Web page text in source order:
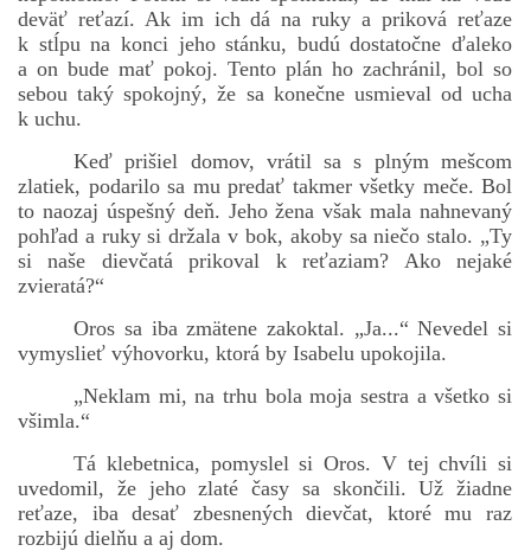
deväť reťazí. Ak im ich dá na ruky a priková reťaze
k stĺpu na konci jeho stánku, budú dostatočne ďaleko
a on bude mať pokoj. Tento plán ho zachránil, bol so
sebou taký spokojný, že sa konečne usmieval od ucha
k uchu.
Keď prišiel domov, vrátil sa s plným mešcom
zlatiek, podarilo sa mu predať takmer všetky meče. Bol
to naozaj úspešný deň. Jeho žena však mala nahnevaný
pohľad a ruky si držala v bok, akoby sa niečo stalo. „Ty
si naše dievčatá prikoval k reťaziam? Ako nejaké
zvieratá?“
Oros sa iba zmätene zakoktal. „Ja...“ Nevedel si
vymyslieť výhovorku, ktorá by Isabelu upokojila.
„Neklam mi, na trhu bola moja sestra a všetko si
všimla.“
Tá klebetnica, pomyslel si Oros. V tej chvíli si
uvedomil, že jeho zlaté časy sa skončili. Už žiadne
reťaze, iba desať zbesnených dievčat, ktoré mu raz
rozbijú dielňu a aj dom.